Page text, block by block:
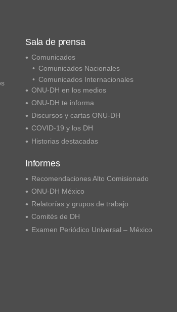
Sala de prensa
Comunicados
Comunicados Nacionales
Comunicados Internacionales
ONU-DH en los medios
ONU-DH te informa
Discursos y cartas ONU-DH
COVID-19 y los DH
Historias destacadas
Informes
Recomendaciones Alto Comisionado
ONU-DH México
Relatorías y grupos de trabajo
Comités de DH
Examen Periódico Universal – México